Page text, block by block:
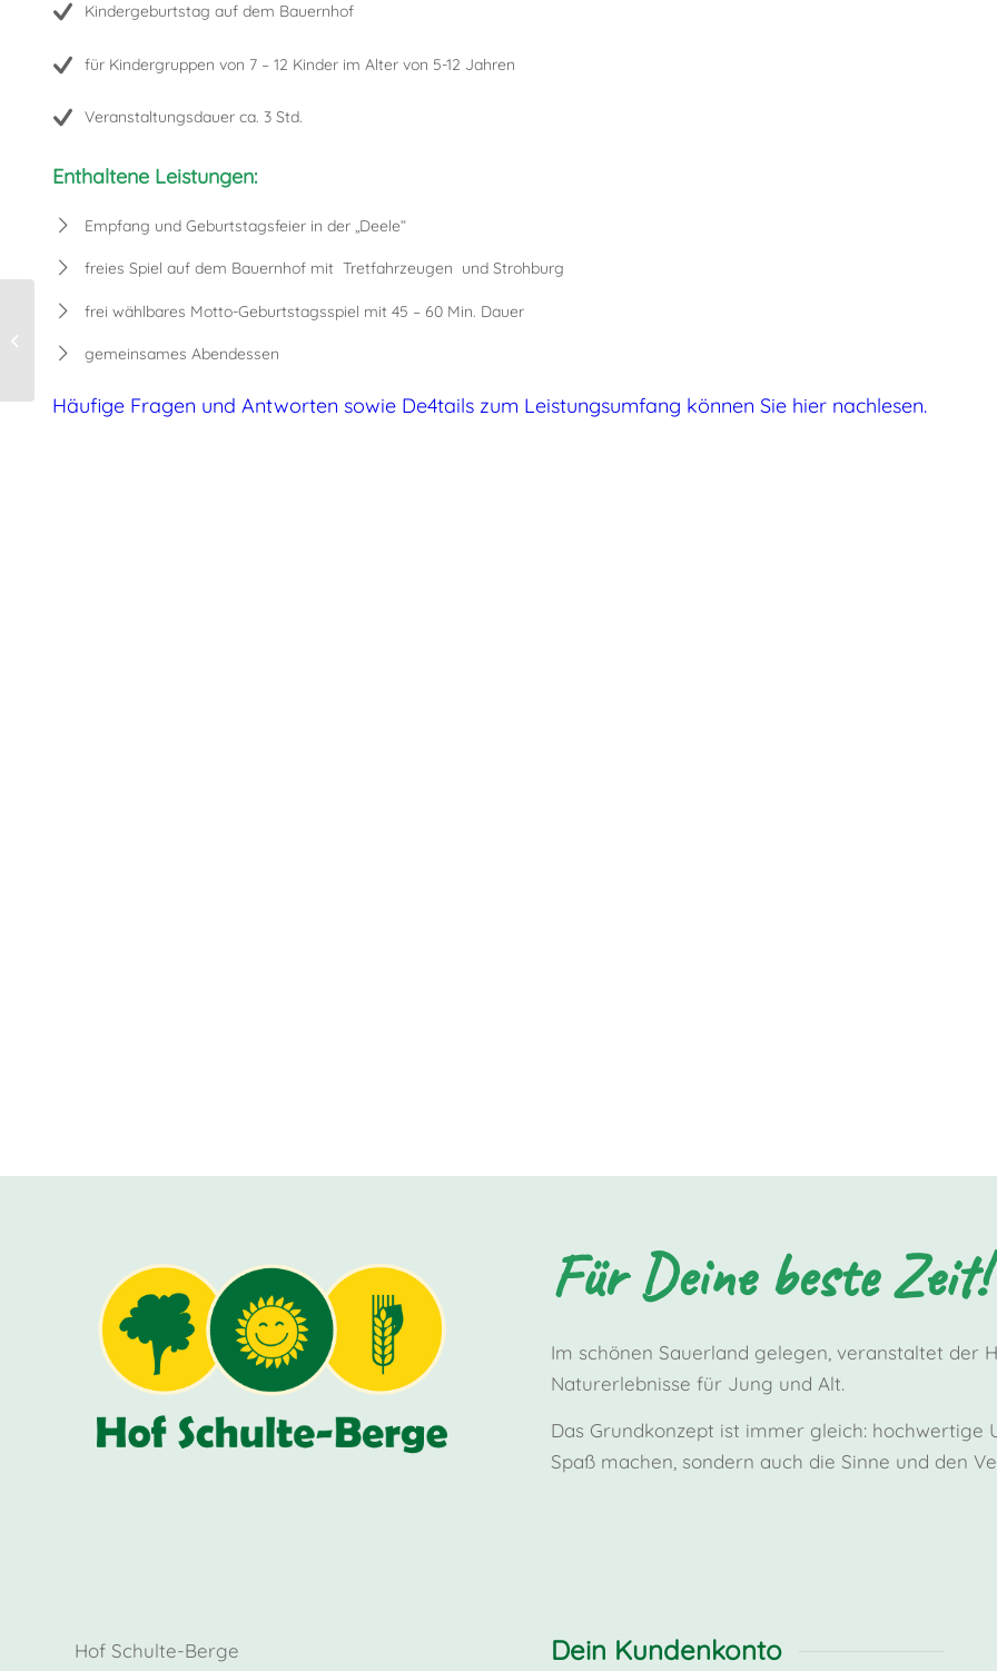
Kindergeburtstag auf dem Bauernhof
für Kindergruppen von 7 – 12 Kinder im Alter von 5-12 Jahren
Veranstaltungsdauer ca. 3 Std.
Enthaltene Leistungen:
Empfang und Geburtstagsfeier in der „Deele“
freies Spiel auf dem Bauernhof mit Tretfahrzeugen und Strohburg
frei wählbares Motto-Geburtstagsspiel mit 45 – 60 Min. Dauer
gemeinsames Abendessen
Häufige Fragen und Antworten sowie De4tails zum Leistungsumfang können Sie hier nachlesen.
Für Deine beste Zeit!
Im schönen Sauerland gelegen, veranstaltet der
Naturerlebnisse für Jung und Alt.
Das Grundkonzept ist immer gleich: hochwertige
Spaß machen, sondern auch die Sinne und den
Hof Schulte-Berge
Dein Kundenkonto
„Tischlerschuppen“